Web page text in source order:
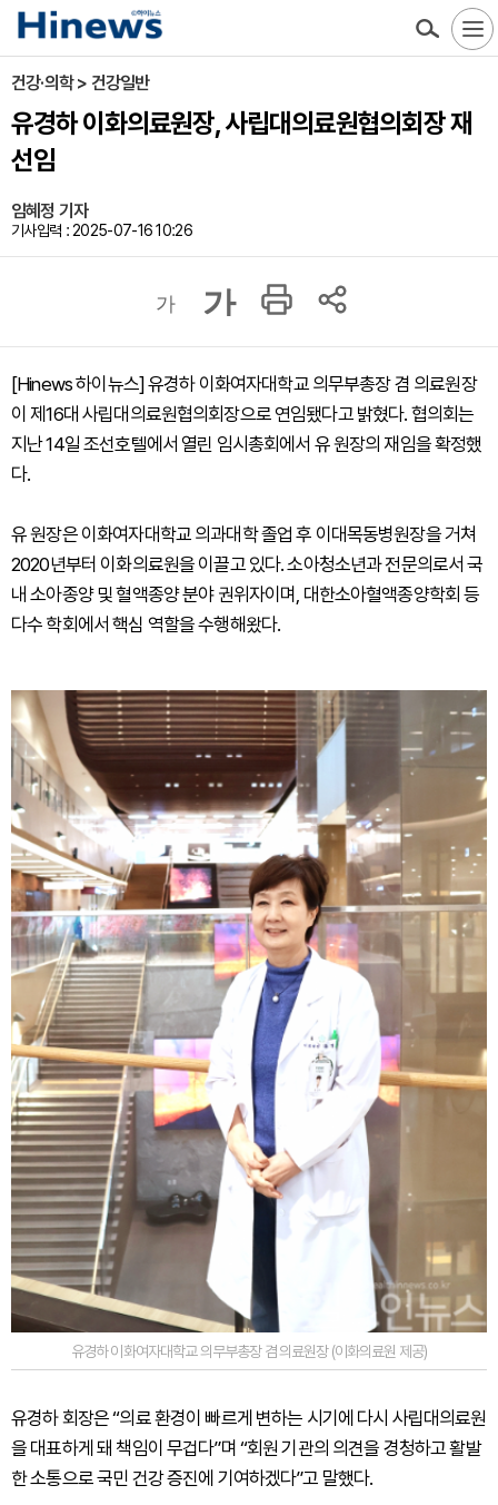
건강·의학 > 건강일반
유경하 이화의료원장, 사립대의료원협의회장 재
선임
임혜정 기자
기사입력 : 2025-07-16 10:26
가 가
[Hinews 하이뉴스] 유경하 이화여자대학교 의무부총장 겸 의료원장
이 제16대 사립대의료원협의회장으로 연임됐다고 밝혔다. 협의회는
지난 14일 조선호텔에서 열린 임시총회에서 유 원장의 재임을 확정했
다.
유 원장은 이화여자대학교 의과대학 졸업 후 이대목동병원장을 거쳐
2020년부터 이화의료원을 이끌고 있다. 소아청소년과 전문의로서 국
내 소아종양 및 혈액종양 분야 권위자이며, 대한소아혈액종양학회 등
다수 학회에서 핵심 역할을 수행해왔다.
유경하 이화여자대학교 의무부총장 겸 의료원장 (이화의료원 제공)
유경하 회장은 “의료 환경이 빠르게 변하는 시기에 다시 사립대의료원
을 대표하게 돼 책임이 무겁다”며 “회원 기관의 의견을 경청하고 활발
한 소통으로 국민 건강 증진에 기여하겠다”고 말했다.